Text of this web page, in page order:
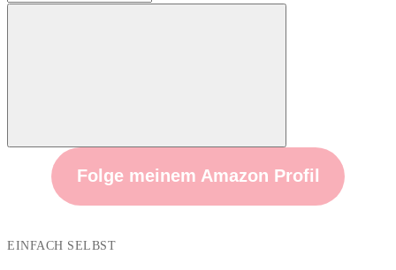
Folge meinem Amazon Profil
EINFACH SELBST